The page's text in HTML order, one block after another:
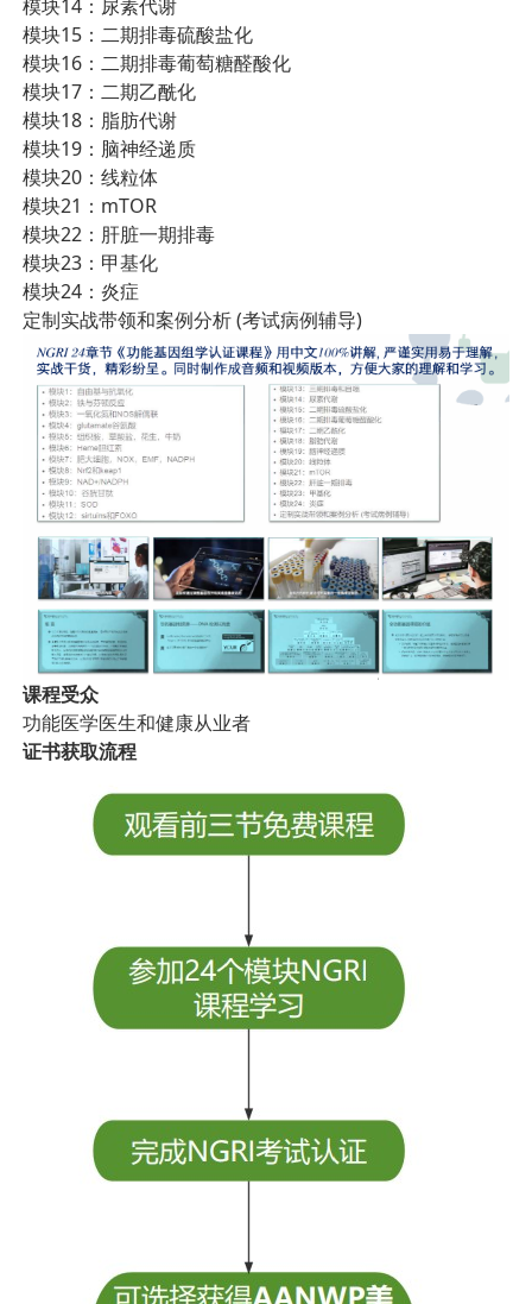
模块14：尿素代谢
模块15：二期排毒硫酸盐化
模块16：二期排毒葡萄糖醛酸化
模块17：二期乙酰化
模块18：脂肪代谢
模块19：脑神经递质
模块20：线粒体
模块21：mTOR
模块22：肝脏一期排毒
模块23：甲基化
模块24：炎症
定制实战带领和案例分析 (考试病例辅导)
课程受众
功能医学医生和健康从业者
证书获取流程